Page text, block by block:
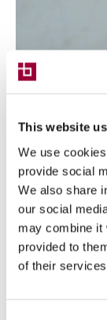
This website
We use
provide social
We also share
our social
may combine it
provided to
of their
Versione